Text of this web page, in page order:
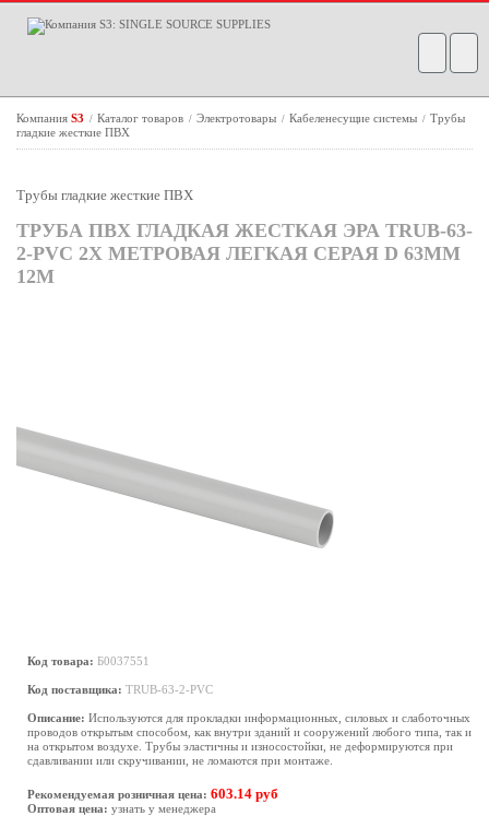
Компания S3 / Каталог товаров / Электротовары / Кабеленесущие системы / Трубы
гладкие жесткие ПВХ
Трубы гладкие жесткие ПВХ
ТРУБА ПВХ ГЛАДКАЯ ЖЕСТКАЯ ЭРА TRUB-63-
2-PVC 2Х МЕТРОВАЯ ЛЕГКАЯ СЕРАЯ D 63ММ
12М
Код товара: Б0037551
Код поставщика: TRUB-63-2-PVC
Описание: Используются для прокладки информационных, силовых и слаботочных
проводов открытым способом, как внутри зданий и сооружений любого типа, так и
на открытом воздухе. Трубы эластичны и износостойки, не деформируются при
сдавливании или скручивании, не ломаются при монтаже.
Рекомендуемая розничная цена: 603.14 руб
Оптовая цена: узнать у менеджера